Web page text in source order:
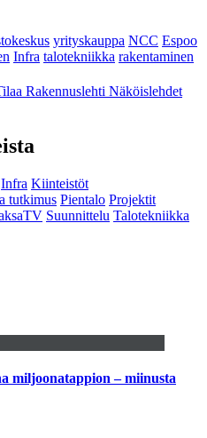
yrityskauppa NCC Espoo
Infra talotekniikka rakentaminen
Rakennuslehti Näköislehdet
Infra Kiinteistöt
tutkimus Pientalo Projektit
Suunnittelu Talotekniikka
miljoonatappion – miinusta